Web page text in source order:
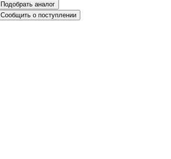
Подобрать аналог
Сообщить о поступлении